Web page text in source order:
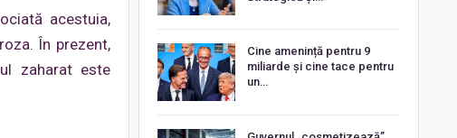
acestuia,
În prezent,
zaharat este
Cine amenință pentru 9
miliarde și cine tace pentru
un…